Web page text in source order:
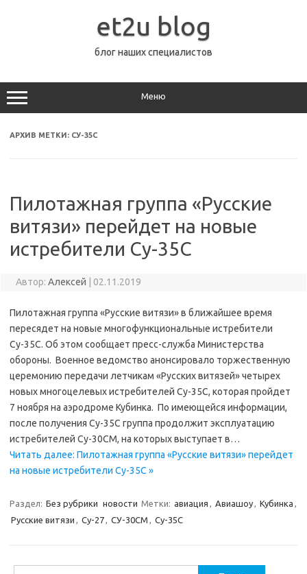
et2u blog
блог наших специалистов
Меню
АРХИВ МЕТКИ: СУ-35С
Пилотажная группа «Русские
витязи» перейдет на новые
истребители Су-35С
Автор: Алексей 02.11.2019
Пилотажная группа «Русские витязи» в ближайшее время
пересядет на новые многофункциональные истребители
Су-35С. Об этом сообщает пресс-служба Министерства
обороны. Военное ведомство анонсировало торжественную
церемонию передачи летчикам «Русских витязей» четырех
новых многоцелевых истребителей Су-35С, которая пройдет
7 ноября на аэродроме Кубинка. По имеющейся информации,
после получения Су-35С группа продолжит эксплуатацию
истребителей Су-30СМ, на которых выступает в…
Читать далее: Пилотажная группа «Русские витязи» перейдет
на новые истребители Су-35С »
Раздел: Без рубрики новости Метки: авиация , Авиашоу, Кубинка ,
Русские витязи , Су-27, СУ-30СМ , Су-35С